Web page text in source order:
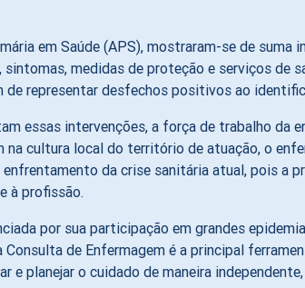
em Saúde (APS), mostraram-se de
medidas de proteção e serviços
de representar desfechos positivos ao
essas intervenções, a força de trabalho da
na cultura local do território de atuação, o
da crise sanitária atual, pois
à profissão.
por sua participação em grandes
de Enfermagem é a principal
e planejar o cuidado de maneira